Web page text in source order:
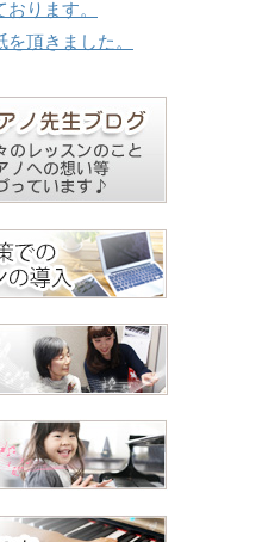
ります。
頂きました。